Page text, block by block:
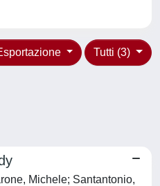
Tutti (3)
Michele; Santantonio,